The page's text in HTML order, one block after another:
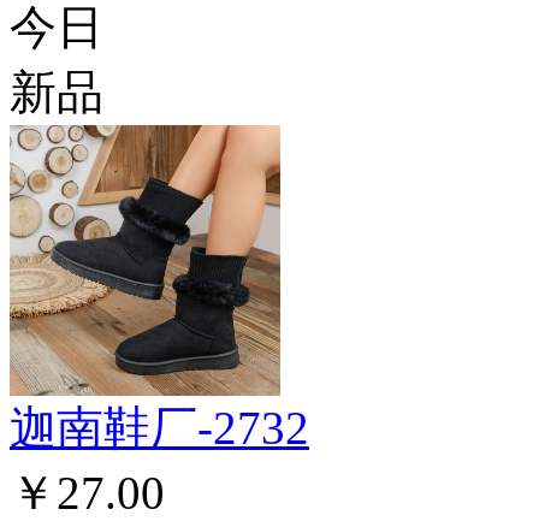
今日
新品
迦南鞋厂-2732
￥27.00